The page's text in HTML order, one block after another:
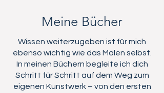
Meine Bücher
Wissen weiterzugeben ist für mich
ebenso wichtig wie das Malen selbst.
In meinen Büchern begleite ich dich
Schritt für Schritt auf dem Weg zum
eigenen Kunstwerk – von den ersten